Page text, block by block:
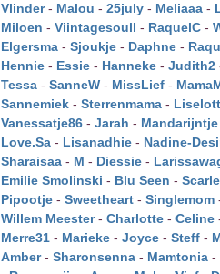
Vlinder- Malou - 25july - Meliaaa -
Miloen - Viintagesoull - RaquelC -
Elgersma - Sjoukje - Daphne -
Hennie - Essie - Hanneke - Judith2
Tessa - SanneW - MissLief -
Sannemiek - Sterrenmama -
Vanessatje86 - Jarah - Mandarijntje
Love.Sa - Lisanadhie - Nadine-
Sharaisaa - M - Diessie -
Emilie Smolinski - Blu Seen -
Pipootje - Sweetheart - Singlemom
Willem Meester- Charlotte - Celine
Merre31 - Marieke - Joyce - Steff -
Amber- Sharonsenna - Mamtonia -